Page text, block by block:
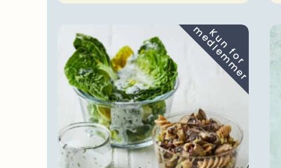
K
u
n
f
o
r
m
e
d
l
e
m
m
e
r